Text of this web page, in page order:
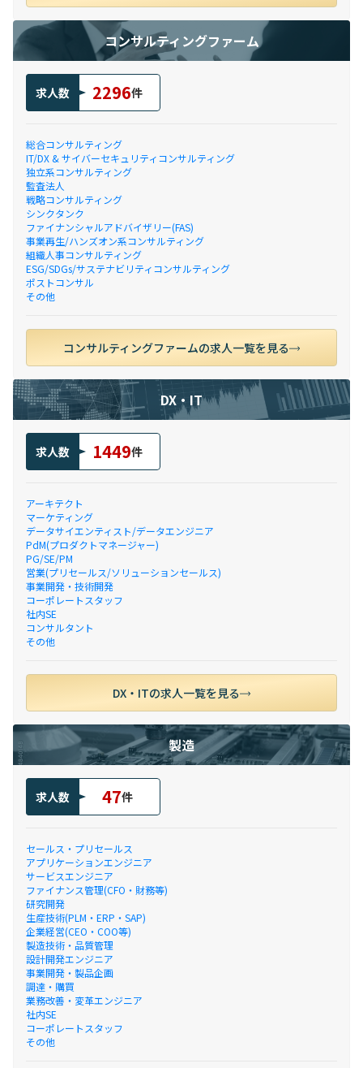
コンサルティングファーム
求人数 2296件
総合コンサルティング
IT/DX & サイバーセキュリティコンサルティング
独立系コンサルティング
監査法人
戦略コンサルティング
シンクタンク
ファイナンシャルアドバイザリー(FAS)
事業再生/ハンズオン系コンサルティング
組織人事コンサルティング
ESG/SDGs/サステナビリティコンサルティング
ポストコンサル
その他
コンサルティングファームの求人一覧を見る
DX・IT
求人数 1449件
アーキテクト
マーケティング
データサイエンティスト/データエンジニア
PdM(プロダクトマネージャー)
PG/SE/PM
営業(プリセールス/ソリューションセールス)
事業開発・技術開発
コーポレートスタッフ
社内SE
コンサルタント
その他
DX・ITの求人一覧を見る
製造
求人数 47件
セールス・プリセールス
アプリケーションエンジニア
サービスエンジニア
ファイナンス管理(CFO・財務等)
研究開発
生産技術(PLM・ERP・SAP)
企業経営(CEO・COO等)
製造技術・品質管理
設計開発エンジニア
事業開発・製品企画
調達・購買
業務改善・変革エンジニア
社内SE
コーポレートスタッフ
その他